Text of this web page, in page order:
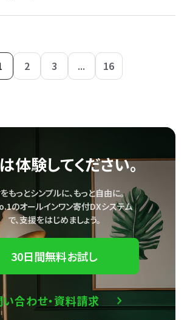
2 3 ... 16
体験してください。
もっとシンプルに、もっと自由に。
のオールインワン寄付DXシステム
で、支援をはじめましょう。
30日間無料お試し
合わせ・資料請求